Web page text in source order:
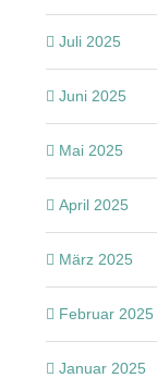
Juli 2025
Juni 2025
Mai 2025
April 2025
März 2025
Februar 2025
Januar 2025